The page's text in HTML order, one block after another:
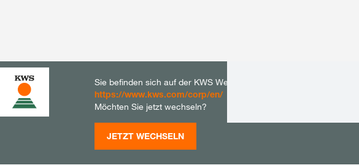
Sie befinden sich auf der KWS Website für Deutschland. Wenn
https://www.kws.com/corp/en/
Möchten Sie jetzt wechseln?
JETZT WECHSELN